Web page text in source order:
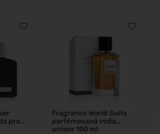
pro
Fragrance World Suits
parfémovaná voda
unisex 100 ml